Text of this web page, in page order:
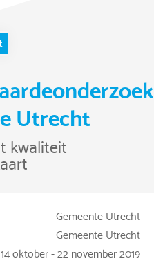
Utrecht
kwaliteit
Gemeente Utrecht
Gemeente Utrecht
14 oktober - 22 november 2019